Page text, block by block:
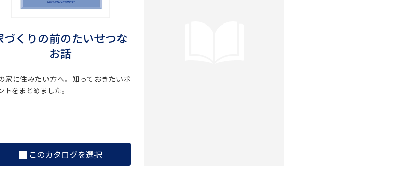
づくりの前のたいせつな
お話
家に住みたい方へ。知っておきたいポ
トをまとめました。
このカタログを選択